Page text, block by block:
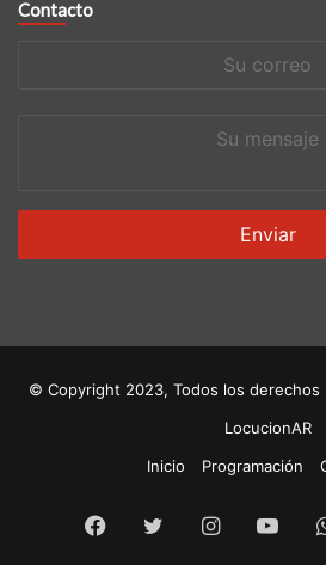
Contacto
© Copyright 2023, Todos los derechos
LocucionAR
Inicio
Programación
Facebook
TwitterInstagram